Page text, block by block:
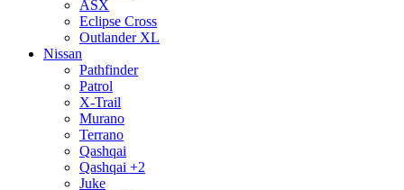
ASX
Eclipse Cross
Outlander XL
Nissan
Pathfinder
Patrol
X-Trail
Murano
Terrano
Qashqai
Qashqai +2
Juke